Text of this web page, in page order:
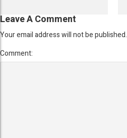
Leave A Comment
Your email address will not be published.
Comment: